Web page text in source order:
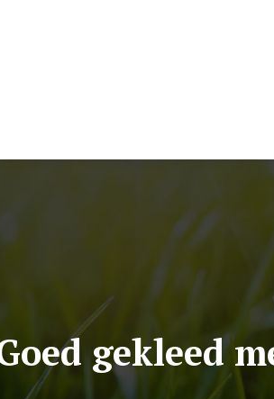
gekleed